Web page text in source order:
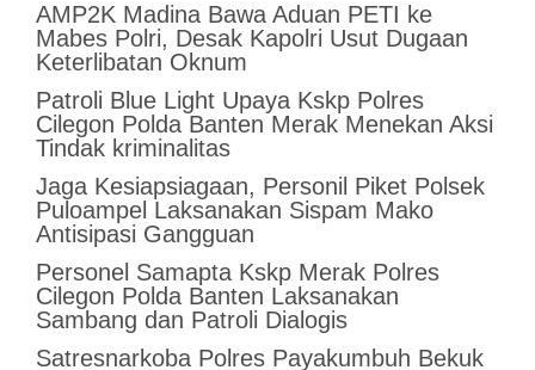
AMP2K Madina Bawa Aduan PETI ke
Mabes Polri, Desak Kapolri Usut Dugaan
Keterlibatan Oknum
Patroli Blue Light Upaya Kskp Polres
Cilegon Polda Banten Merak Menekan Aksi
Tindak kriminalitas
Jaga Kesiapsiagaan, Personil Piket Polsek
Puloampel Laksanakan Sispam Mako
Antisipasi Gangguan
Personel Samapta Kskp Merak Polres
Cilegon Polda Banten Laksanakan
Sambang dan Patroli Dialogis
Satresnarkoba Polres Payakumbuh Bekuk